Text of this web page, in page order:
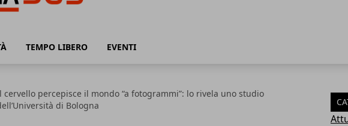
TEMPO LIBERO EVENTI
cervello percepisce il mondo “a fotogrammi”: lo rivela uno studio
di Bologna